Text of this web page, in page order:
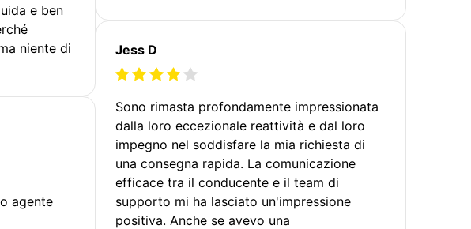
e ben
niente di
agente
Jess D
Sono rimasta profondamente impressionata
dalla loro eccezionale reattività e dal loro
impegno nel soddisfare la mia richiesta di
una consegna rapida. La comunicazione
efficace tra il conducente e il team di
supporto mi ha lasciato un'impressione
positiva. Anche se avevo una